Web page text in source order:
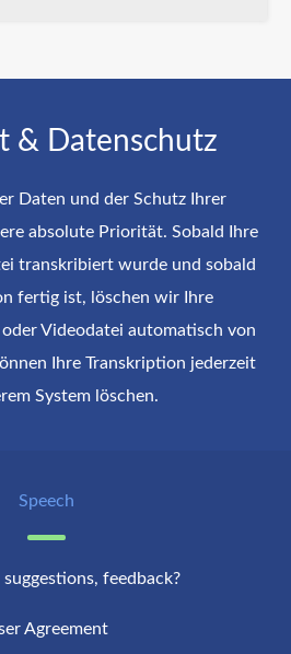
.ogv .ogx .rm .rmvb .smil
& Datenschutz
Daten und der Schutz Ihrer
absolute Priorität. Sobald Ihre
transkribiert wurde und sobald
fertig ist, löschen wir Ihre
Videodatei automatisch von
Ihre Transkription jederzeit
System löschen.
Speech
feedback?
Agreement